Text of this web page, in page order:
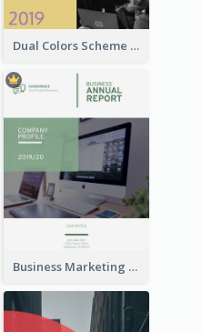
Dual Colors Scheme Annual Report
Business Marketing Reports